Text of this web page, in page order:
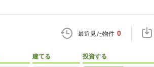
最近見た物件 0
建てる 投資する